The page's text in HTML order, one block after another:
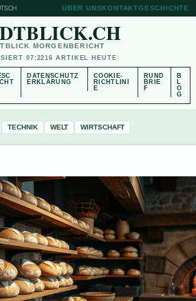
ÜBER UNSKONTAKTGESCHICHTE
MORGENBERICHT
07:2216 ARTIKEL HEUTE
DATENSCHUTZ
ERKLÄRUNG
COOKIE-
RICHTLINI
E
RUND
BRIE
F
B
L
O
G
TECHNIK WELT WIRTSCHAFT